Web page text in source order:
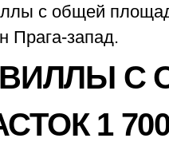
с общей
Прага-запад.
1